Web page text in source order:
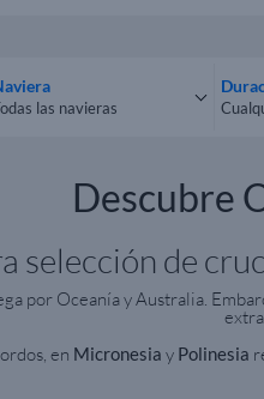
las navieras
Descubre
selección de
por Oceanía y Australia.
en Micronesia y Polinesia